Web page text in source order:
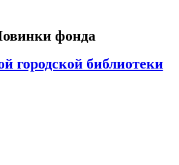
фонда
городской библиотеки